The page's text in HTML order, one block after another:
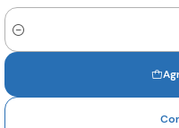
Cantidad